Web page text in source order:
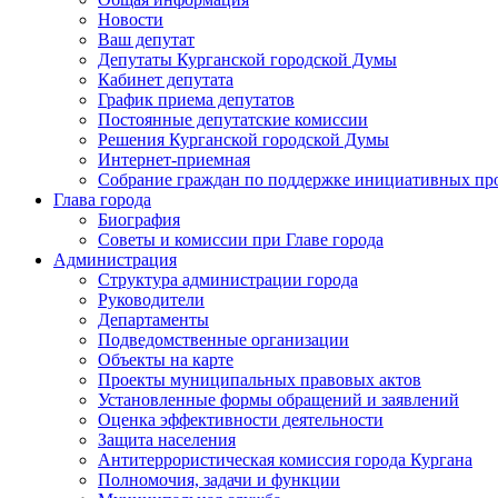
Новости
Ваш депутат
Депутаты Курганской городской Думы
Кабинет депутата
График приема депутатов
Постоянные депутатские комиссии
Решения Курганской городской Думы
Интернет-приемная
Собрание граждан по поддержке инициативных
Глава города
Биография
Советы и комиссии при Главе города
Администрация
Структура администрации города
Руководители
Департаменты
Подведомственные организации
Объекты на карте
Проекты муниципальных правовых актов
Установленные формы обращений и заявлений
Оценка эффективности деятельности
Защита населения
Антитеррористическая комиссия города Кургана
Полномочия, задачи и функции